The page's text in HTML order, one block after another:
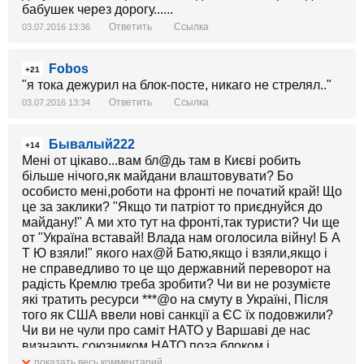
бабушек через дорогу......
03.07.2016 13:36 Ответить Ссылка
+21
Fobos
"я тока дежурил на блок-посте, никаго не стрелял.."
03.07.2016 13:34 Ответить Ссылка
+14
Бывалый222
Мені от цікаво...вам бл@дь там в Києві робить
більше нічого,як майдани влаштовувати? Бо
особисто мені,роботи на фронті не початий край! Що
це за заклики? "Якщо ти патріот то приєднуйся до
майдану!" А ми хто тут на фронті,так туристи? Чи ще
от "Україна вставай! Влада нам оголосила війну! Б А
Т Ю взяли!" якого нах@й Батю,якщо і взяли,якщо і
не справедливо то це що державний переворот на
радість Кремлю треба зробити? Чи ви не розумієте
які тратить ресурси ***@о на смуту в Україні, Після
того як США ввели нові санкції а ЄС їх подовжили?
Чи ви не чули про саміт НАТО у Варшаві де нас
визнають союзником НАТО поза блоком,і
повномасштабний напад Росії на Україну буде